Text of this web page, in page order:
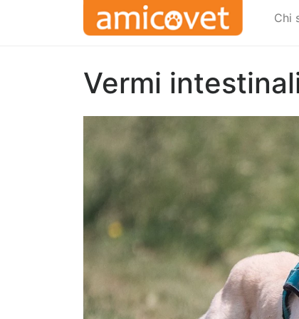
Chi
Vermi